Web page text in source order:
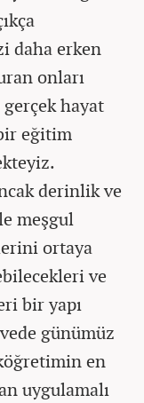
daha erken
onları
hayat
eğitim
derinlik ve
meşgul
ortaya
ve
bir yapı
günümüz
en
uygulamalı